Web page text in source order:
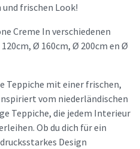
frischen Look!
Creme In verschiedenen
Ø 160cm, Ø 200cm en Ø
Teppiche mit einer frischen,
vom niederländischen
Teppiche, die jedem Interieur
Ob du dich für ein
Design